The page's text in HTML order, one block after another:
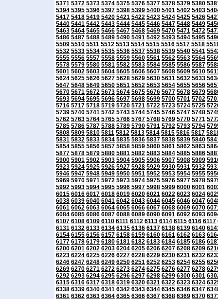
5371 5372 5373 5374 5375 5376 5377 5378 5379 5380
5394 5395 5396 5397 5398 5399 5400 5401 5402 5403
5417 5418 5419 5420 5421 5422 5423 5424 5425 5426
5440 5441 5442 5443 5444 5445 5446 5447 5448 5449
5463 5464 5465 5466 5467 5468 5469 5470 5471 5472
5486 5487 5488 5489 5490 5491 5492 5493 5494 5495
5509 5510 5511 5512 5513 5514 5515 5516 5517 5518
5532 5533 5534 5535 5536 5537 5538 5539 5540 5541
5555 5556 5557 5558 5559 5560 5561 5562 5563 5564
5578 5579 5580 5581 5582 5583 5584 5585 5586 5587
5601 5602 5603 5604 5605 5606 5607 5608 5609 5610
5624 5625 5626 5627 5628 5629 5630 5631 5632 5633
5647 5648 5649 5650 5651 5652 5653 5654 5655 5656
5670 5671 5672 5673 5674 5675 5676 5677 5678 5679
5693 5694 5695 5696 5697 5698 5699 5700 5701 5702
5716 5717 5718 5719 5720 5721 5722 5723 5724 5725
5739 5740 5741 5742 5743 5744 5745 5746 5747 5748
5762 5763 5764 5765 5766 5767 5768 5769 5770 5771
5785 5786 5787 5788 5789 5790 5791 5792 5793 5794
5808 5809 5810 5811 5812 5813 5814 5815 5816 5817
5831 5832 5833 5834 5835 5836 5837 5838 5839 5840
5854 5855 5856 5857 5858 5859 5860 5861 5862 5863
5877 5878 5879 5880 5881 5882 5883 5884 5885 5886
5900 5901 5902 5903 5904 5905 5906 5907 5908 5909
5923 5924 5925 5926 5927 5928 5929 5930 5931 5932
5946 5947 5948 5949 5950 5951 5952 5953 5954 5955
5969 5970 5971 5972 5973 5974 5975 5976 5977 5978
5992 5993 5994 5995 5996 5997 5998 5999 6000 6001
6015 6016 6017 6018 6019 6020 6021 6022 6023 6024
6038 6039 6040 6041 6042 6043 6044 6045 6046 6047
6061 6062 6063 6064 6065 6066 6067 6068 6069 6070
6084 6085 6086 6087 6088 6089 6090 6091 6092 6093
6107 6108 6109 6110 6111 6112 6113 6114 6115 6116 6117
6131 6132 6133 6134 6135 6136 6137 6138 6139 6140
6154 6155 6156 6157 6158 6159 6160 6161 6162 6163
6177 6178 6179 6180 6181 6182 6183 6184 6185 6186
6200 6201 6202 6203 6204 6205 6206 6207 6208 6209
6223 6224 6225 6226 6227 6228 6229 6230 6231 6232
6246 6247 6248 6249 6250 6251 6252 6253 6254 6255
6269 6270 6271 6272 6273 6274 6275 6276 6277 6278
6292 6293 6294 6295 6296 6297 6298 6299 6300 6301
6315 6316 6317 6318 6319 6320 6321 6322 6323 6324
6338 6339 6340 6341 6342 6343 6344 6345 6346 6347
6361 6362 6363 6364 6365 6366 6367 6368 6369 6370